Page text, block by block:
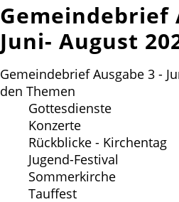
Gemeindebrief
Juni- August
Gemeindebrief Ausgabe 3 -
den Themen
Gottesdienste
Konzerte
Rückblicke - Kirchentag
Jugend-Festival
Sommerkirche
Tauffest